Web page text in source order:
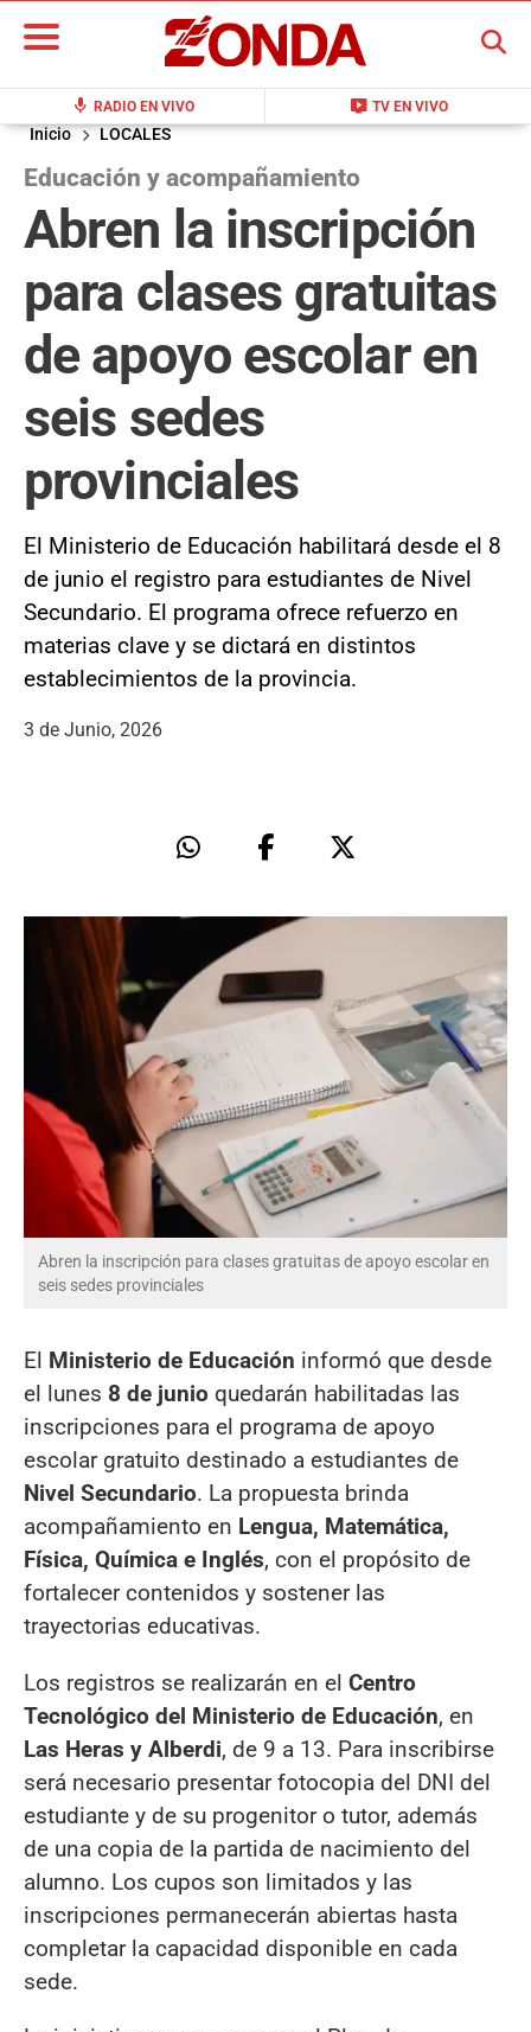
mic RADIO EN VIVO live_tv TV EN VIVO
BUSCAR
Inicio LOCALES
Educación y acompañamiento
Abren la inscripción
para clases gratuitas
de apoyo escolar en
seis sedes
provinciales
El Ministerio de Educación habilitará desde el 8
de junio el registro para estudiantes de Nivel
Secundario. El programa ofrece refuerzo en
materias clave y se dictará en distintos
establecimientos de la provincia.
3 de Junio, 2026
Abren la inscripción para clases gratuitas de apoyo escolar en
seis sedes provinciales
El Ministerio de Educación informó que desde
el lunes 8 de junio quedarán habilitadas las
inscripciones para el programa de apoyo
escolar gratuito destinado a estudiantes de
Nivel Secundario. La propuesta brinda
acompañamiento en Lengua, Matemática,
Física, Química e Inglés, con el propósito de
fortalecer contenidos y sostener las
trayectorias educativas.
Los registros se realizarán en el Centro
Tecnológico del Ministerio de Educación, en
Las Heras y Alberdi, de 9 a 13. Para inscribirse
será necesario presentar fotocopia del DNI del
estudiante y de su progenitor o tutor, además
de una copia de la partida de nacimiento del
alumno. Los cupos son limitados y las
inscripciones permanecerán abiertas hasta
completar la capacidad disponible en cada
sede.